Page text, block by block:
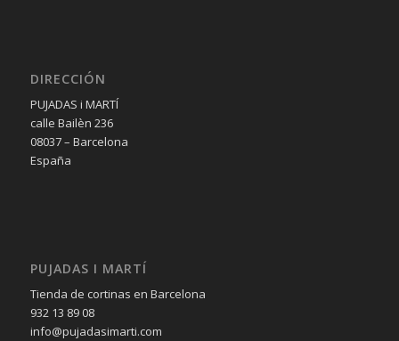
DIRECCIÓN
PUJADAS i MARTÍ
calle Bailèn 236
08037 – Barcelona
España
PUJADAS I MARTÍ
Tienda de cortinas en Barcelona
932 13 89 08
info@pujadasimarti.com